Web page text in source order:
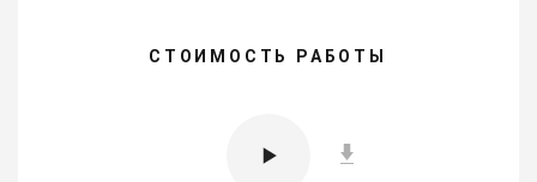
СТОИМОСТЬ РАБОТЫ